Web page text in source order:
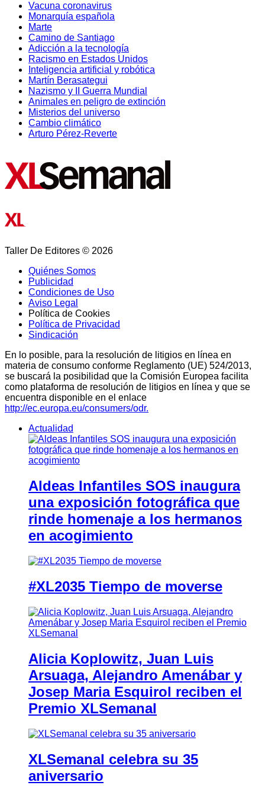
Vacuna coronavirus
Monarquía española
Marte
Camino de Santiago
Adicción a la tecnología
Racismo en Estados Unidos
Inteligencia artificial y robótica
Martín Berasategui
Nazismo y II Guerra Mundial
Animales en peligro de extinción
Misterios del universo
Cambio climático
Arturo Pérez-Reverte
Taller De Editores © 2026
Quiénes Somos
Publicidad
Condiciones de Uso
Aviso Legal
Política de Cookies
Política de Privacidad
Sindicación
En lo posible, para la resolución de litigios en línea en
materia de consumo conforme Reglamento (UE) 524/2013,
se buscará la posibilidad que la Comisión Europea facilita
como plataforma de resolución de litigios en línea y que se
encuentra disponible en el enlace
http://ec.europa.eu/consumers/odr.
Actualidad
Aldeas Infantiles SOS inaugura
una exposición fotográfica que
rinde homenaje a los hermanos
en acogimiento
#XL2035 Tiempo de moverse
Alicia Koplowitz, Juan Luis
Arsuaga, Alejandro Amenábar y
Josep Maria Esquirol reciben el
Premio XLSemanal
XLSemanal celebra su 35
aniversario